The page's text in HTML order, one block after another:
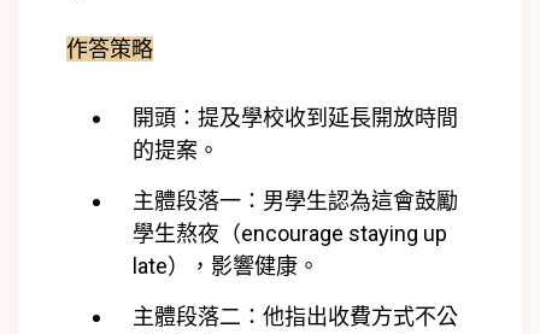
作答策略
開頭：提及學校收到延長開放時間
的提案。
主體段落一：男學生認為這會鼓勵
學生熬夜（encourage staying up
late），影響健康。
主體段落二：他指出收費方式不公